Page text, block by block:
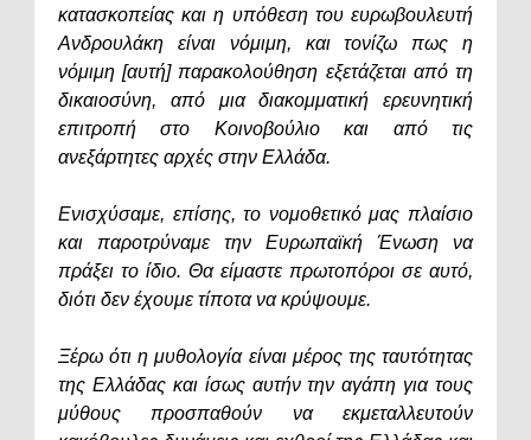
κατασκοπείας και η υπόθεση του ευρωβουλευτή
Ανδρουλάκη είναι νόμιμη, και τονίζω πως η
νόμιμη [αυτή] παρακολούθηση εξετάζεται από τη
δικαιοσύνη, από μια διακομματική ερευνητική
επιτροπή στο Κοινοβούλιο και από τις
ανεξάρτητες αρχές στην Ελλάδα.
Ενισχύσαμε, επίσης, το νομοθετικό μας πλαίσιο
και παροτρύναμε την Ευρωπαϊκή Ένωση να
πράξει το ίδιο. Θα είμαστε πρωτοπόροι σε αυτό,
διότι δεν έχουμε τίποτα να κρύψουμε.
Ξέρω ότι η μυθολογία είναι μέρος της ταυτότητας
της Ελλάδας και ίσως αυτήν την αγάπη για τους
μύθους προσπαθούν να εκμεταλλευτούν